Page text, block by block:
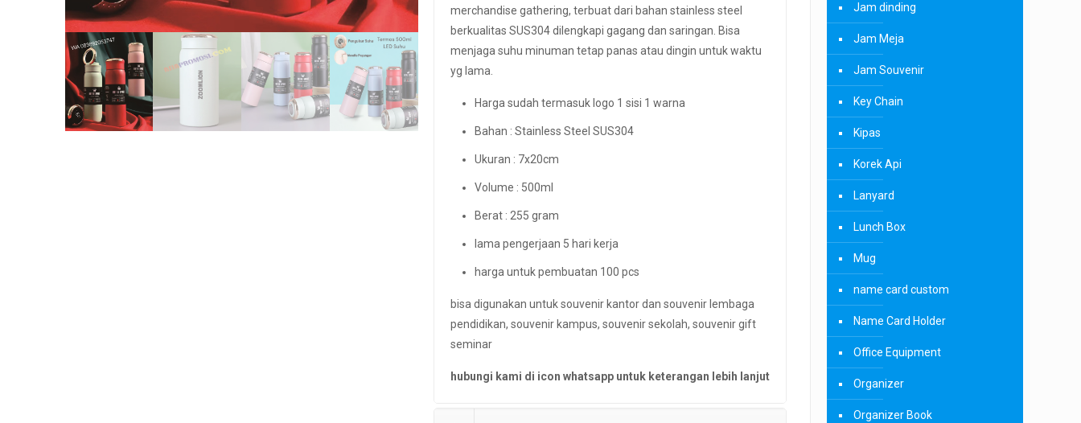
merchandise gathering, terbuat dari bahan stainless steel
berkualitas SUS304 dilengkapi gagang dan saringan. Bisa
menjaga suhu minuman tetap panas atau dingin untuk waktu
yg lama.
Harga sudah termasuk logo 1 sisi 1 warna
Bahan : Stainless Steel SUS304
Ukuran : 7x20cm
Volume : 500ml
Berat : 255 gram
lama pengerjaan 5 hari kerja
harga untuk pembuatan 100 pcs
bisa digunakan untuk souvenir kantor dan souvenir lembaga
pendidikan, souvenir kampus, souvenir sekolah, souvenir gift
seminar
hubungi kami di icon whatsapp untuk keterangan lebih lanjut
Jam dinding
Jam Meja
Jam Souvenir
Key Chain
Kipas
Korek Api
Lanyard
Lunch Box
Mug
name card custom
Name Card Holder
Office Equipment
Organizer
Organizer Book